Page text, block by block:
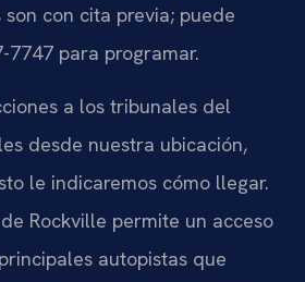
son con cita previa; puede
7747 para programar.
a los tribunales del
desde nuestra ubicación,
le indicaremos cómo llegar.
Rockville permite un acceso
autopistas que